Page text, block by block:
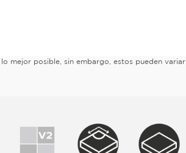
mejor posible, sin embargo, estos pueden variar